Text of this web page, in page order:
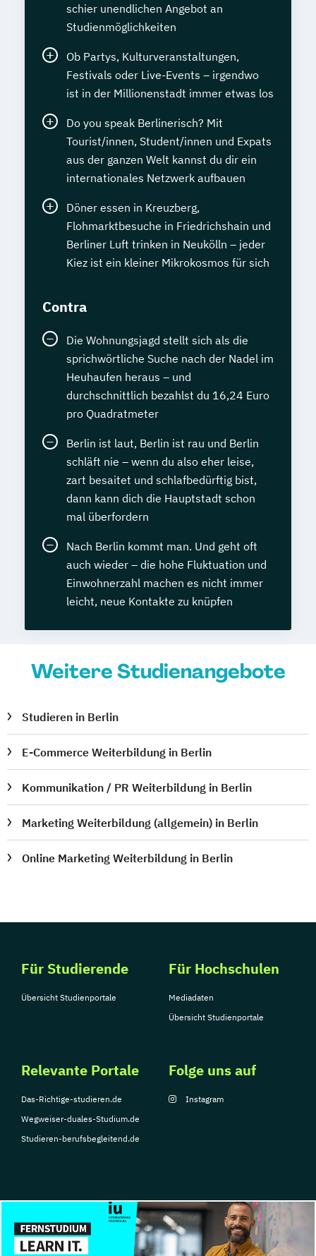
schier unendlichen Angebot an
Studienmöglichkeiten
Ob Partys, Kulturveranstaltungen,
Festivals oder Live-Events – irgendwo
ist in der Millionenstadt immer etwas los
Do you speak Berlinerisch? Mit
Tourist/innen, Student/innen und Expats
aus der ganzen Welt kannst du dir ein
internationales Netzwerk aufbauen
Döner essen in Kreuzberg,
Flohmarktbesuche in Friedrichshain und
Berliner Luft trinken in Neukölln – jeder
Kiez ist ein kleiner Mikrokosmos für sich
Contra
Die Wohnungsjagd stellt sich als die
sprichwörtliche Suche nach der Nadel im
Heuhaufen heraus – und
durchschnittlich bezahlst du 16,24 Euro
pro Quadratmeter
Berlin ist laut, Berlin ist rau und Berlin
schläft nie – wenn du also eher leise,
zart besaitet und schlafbedürftig bist,
dann kann dich die Hauptstadt schon
mal überfordern
Nach Berlin kommt man. Und geht oft
auch wieder – die hohe Fluktuation und
Einwohnerzahl machen es nicht immer
leicht, neue Kontakte zu knüpfen
Weitere Studienangebote
Studieren in Berlin
E-Commerce Weiterbildung in Berlin
Kommunikation / PR Weiterbildung in Berlin
Marketing Weiterbildung (allgemein) in Berlin
Online Marketing Weiterbildung in Berlin
Für Studierende
Übersicht Studienportale
Für Hochschulen
Mediadaten
Übersicht Studienportale
Relevante Portale
Das-Richtige-studieren.de
Wegweiser-duales-Studium.de
Studieren-berufsbegleitend.de
Folge uns auf
Instagram
© Copyright 2026, TarGroup Media GmbH
Impressum
Datenschutzerklärung Nutzungsbedingungen